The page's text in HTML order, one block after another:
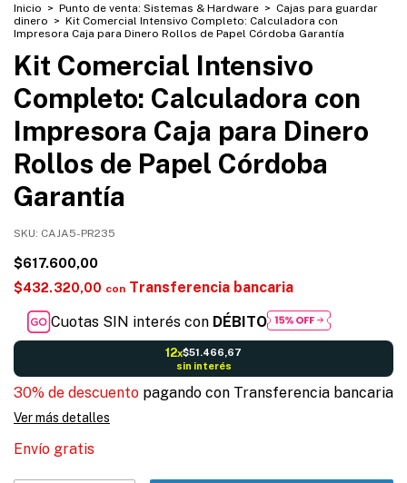
Inicio > Punto de venta: Sistemas & Hardware > Cajas para guardar
dinero > Kit Comercial Intensivo Completo: Calculadora con
Impresora Caja para Dinero Rollos de Papel Córdoba Garantía
Kit Comercial Intensivo
Completo: Calculadora con
Impresora Caja para Dinero
Rollos de Papel Córdoba
Garantía
SKU: CAJA5-PR235
$617.600,00
$432.320,00 con Transferencia bancaria
Cuotas SIN interés con DÉBITO
12x$51.466,67
sin interés
30% de descuento pagando con Transferencia bancaria
Ver más detalles
Envío gratis